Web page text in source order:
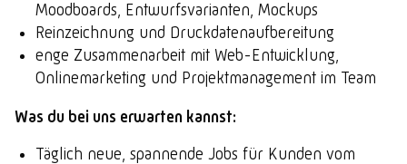
Moodboards, Entwurfsvarianten, Mockups
Reinzeichnung und Druckdatenaufbereitung
enge Zusammenarbeit mit Web-Entwicklung,
Onlinemarketing und Projektmanagement im Team
Was du bei uns erwarten kannst:
Täglich neue, spannende Jobs für Kunden vom